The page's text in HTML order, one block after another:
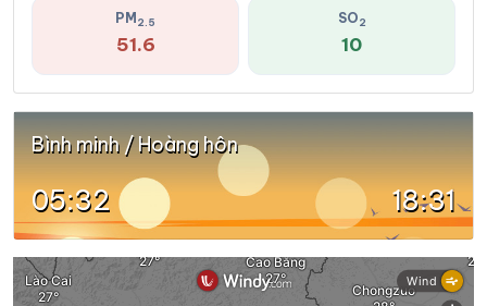
PM 2.5
51.6
SO2
10
Bình minh / Hoàng hôn
05:32 18:31